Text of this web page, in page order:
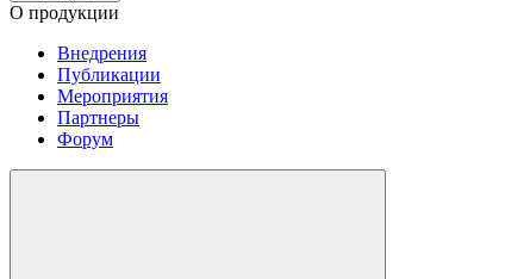
О продукции
Внедрения
Публикации
Мероприятия
Партнеры
Форум